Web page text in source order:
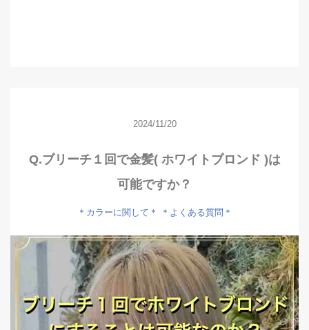
2024/11/20
Q.ブリーチ１回で金髪( ホワイトブロンド )は
可能ですか？
＊カラーに関して＊ ＊よくある質問＊